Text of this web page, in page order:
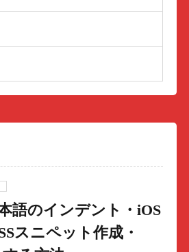
語のインデント・iOS
スニペット作成・